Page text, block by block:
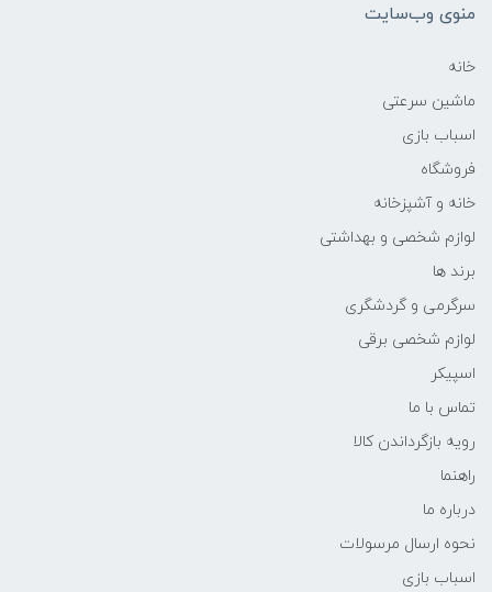
منوی وب‌سایت
خانه
ماشین سرعتی
اسباب بازی
فروشگاه
خانه و آشپزخانه
لوازم شخصی و بهداشتی
برند ها
سرگرمی و گردشگری
لوازم شخصی برقی
اسپیکر
تماس با ما
رویه بازگرداندن کالا
راهنما
درباره ما
نحوه ارسال مرسولات
اسباب بازی